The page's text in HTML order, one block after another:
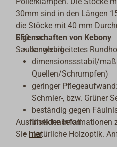
30mm sind in den Längen
die Stöcke mit 40 mm
350 mm.
Sauber verarbeitetes
Eigenschaften von Kebony
langlebig
dimensionssstabil/
Quellen/Schrumpfen)
geringer
Schmier-, bzw. Grüner
beständig gegen
Insektenbefall
natürliche Holzoptik.
Ausführliche Informationen
Sie hier.